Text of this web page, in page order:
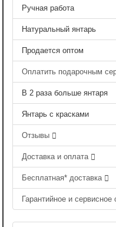
Ручная работа
Натуральный янтарь
Продается оптом
Оплатить подарочным
В 2 раза больше янтаря
Янтарь с красками
Отзывы
Доставка и оплата
Бесплатная* доставка
Гарантийное и